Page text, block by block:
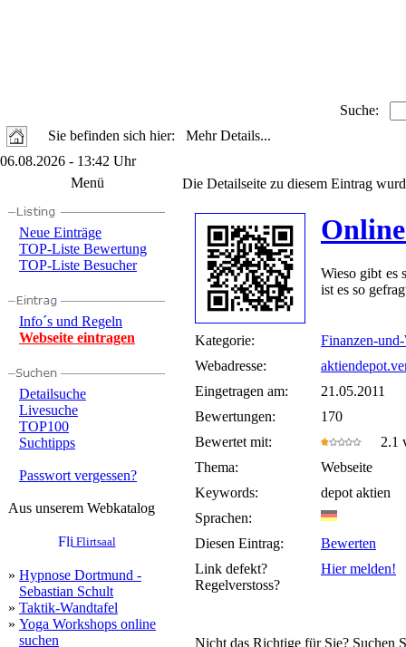
Suche:
Sie befinden sich hier: Mehr Details...
06.08.2026 - 13:42 Uhr
Menü
Neue Einträge
TOP-Liste Bewertung
TOP-Liste Besucher
Info´s und Regeln
Webseite eintragen
Detailsuche
Livesuche
TOP100
Suchtipps
Passwort vergessen?
Aus unserem Webkatalog
Flirtsaal
» Hypnose Dortmund -
Sebastian Schult
» Taktik-Wandtafel
» Yoga Workshops online
suchen
Die Detailseite zu diesem Eintrag
Wieso gibt es
ist es so
Kategorie:
Finanzen-
Webadresse:
Eingetragen am:
21.05.2011
Bewertungen:
170
Bewertet mit:
2.1
Thema:
Webseite
Keywords:
depot aktien
Sprachen:
Diesen Eintrag:
Bewerten
Link defekt?
Regelverstoss?
Hier melden!
Nicht das Richtige für Sie? Suchen